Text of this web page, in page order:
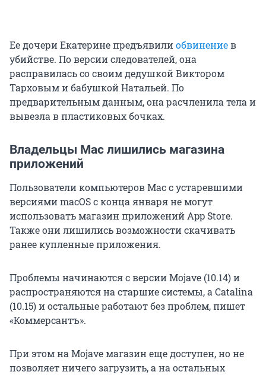
Ее дочери Екатерине предъявилиобвинениев
убийстве. По версии следователей, она
расправилась со своим дедушкой Виктором
Тарховым и бабушкой Натальей. По
предварительным данным, она расчленила тела и
вывезла в пластиковых бочках.
Владельцы Mac лишились магазина
приложений
Пользователи компьютеров Mac с устаревшими
версиями macOS с конца января не могут
использовать магазин приложений App Store.
Также они лишились возможности скачивать
ранее купленные приложения.
Проблемы начинаются с версии Mojave (10.14) и
распространяются на старшие системы, а Catalina
(10.15) и остальные работают без проблем, пишет
«Коммерсантъ».
При этом на Mojave магазин еще доступен, но не
позволяет ничего загрузить, а на остальных